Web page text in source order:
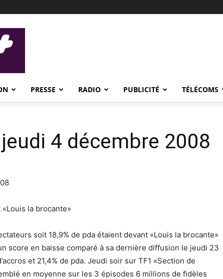
PRESSE RADIO PUBLICITÉ TÉLÉCOMS
4 décembre 2008
la brocante»
soit 18,9% de pda étaient devant «Louis la brocante»
score en baisse comparé à sa dernière diffusion le jeudi 23
et 21,4% de pda. Jeudi soir sur TF1 «Section de
en moyenne sur les 3 épisodes 6 millions de fidèles